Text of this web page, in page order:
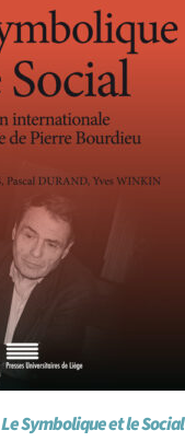
Le Symbolique et le Social